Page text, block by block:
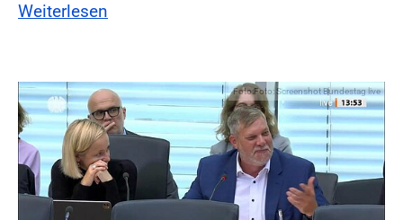
Weiterlesen
Foto:Foto: Screenshot Bundestag live